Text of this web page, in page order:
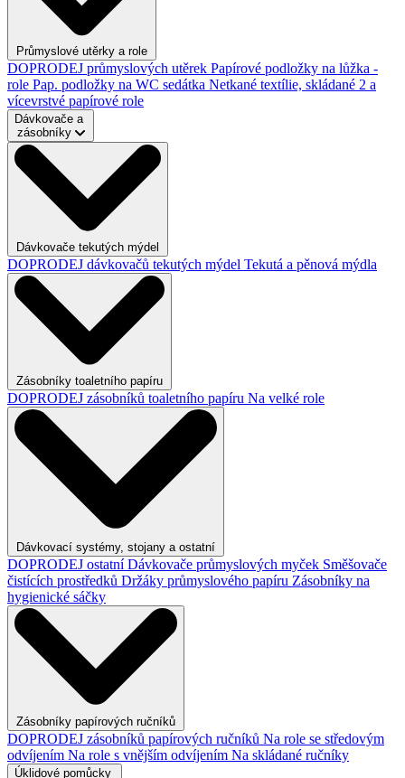
Průmyslové utěrky a role
DOPRODEJ průmyslových utěrek Papírové podložky na lůžka -
role Pap. podložky na WC sedátka Netkané textílie, skládané 2 a
vícevrstvé papírové role
Dávkovače a
zásobníky
Dávkovače tekutých mýdel
DOPRODEJ dávkovačů tekutých mýdel Tekutá a pěnová mýdla
Zásobníky toaletního papíru
DOPRODEJ zásobníků toaletního papíru Na velké role
Dávkovací systémy, stojany a ostatní
DOPRODEJ ostatníDávkovače průmyslových myček Směšovače
čistících prostředků Držáky průmyslového papíru Zásobníky na
hygienické sáčky
Zásobníky papírových ručníků
DOPRODEJ zásobníků papírových ručníků Na role se středovým
odvíjením Na role s vnějším odvíjením Na skládané ručníky
Úklidové pomůcky